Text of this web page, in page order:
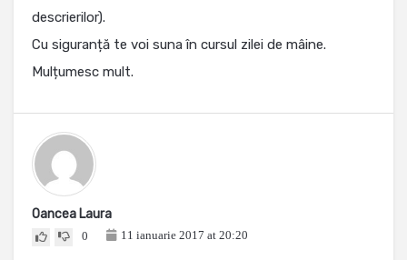
descrierilor).
Cu siguranță te voi suna în cursul zilei de mâine.
Mulțumesc mult.
Oancea Laura
0 11 ianuarie 2017 at 20:20